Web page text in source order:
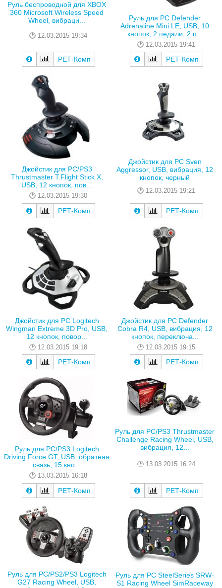
Руль беспроводной для XBOX
360 Microsoft Wireless Speed
Wheel, вибраци...
12.03.2015 19:34
РЕТ-Комп
Руль для PC Defender
Adrenaline Mini LE, USB, 10
кнопок, 2 педали, 2 п...
12.03.2015 19:41
РЕТ-Комп
Джойстик для PC/PS3
Thrustmaster T.Flight Stick X,
USB, 12 кнопок, пов...
12.03.2015 19:30
РЕТ-Комп
Джойстик для PC Sven
Aggressor, USB, вибрация, 12
кнопок, черный
12.03.2015 19:21
РЕТ-Комп
Джойстик для PC Logitech
Wingman Extreme 3D Pro, USB,
12 кнопок, повор...
12.03.2015 19:18
РЕТ-Комп
Джойстик для PC Defender
Cobra R4, USB, вибрация, 12
кнопок, переключа...
12.03.2015 19:15
РЕТ-Комп
Руль для PC/PS3 Logitech
Driving Force GT, USB, обратная
связь, 15 кно...
13.03.2015 16:18
РЕТ-Комп
Руль для PC/PS3 Thrustmaster
Challenge Racing Wheel, USB,
вибрация, 12...
13.03.2015 16:24
РЕТ-Комп
Руль для PC/PS2/PS3 Logitech
G27 Racing Wheel, USB,
Руль для PC SteelSeries SRW-
S1 Racing Wheel SimRaceway